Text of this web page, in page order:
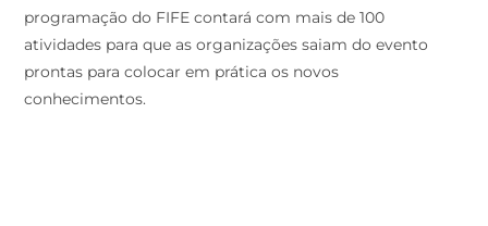
programação do FIFE contará com mais de 100
atividades para que as organizações saiam do evento
prontas para colocar em prática os novos
conhecimentos.